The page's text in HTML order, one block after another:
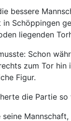
bessere
Schöppingen
liegenden
Schon
zum Tor
Figur.
die Partie so